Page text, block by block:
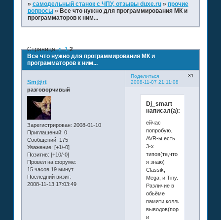
» самодельный станок с ЧПУ, отзывы duxe.ru » прочие
вопросы » Все что нужно для программирования МК и
программаторов к ним...
Все что нужно для программирования МК и
программаторов к ним...
Страница:« 1 2
Поделиться
31
2008-11-07 21:11:08
Sm@rt
разговорчивый
Зарегистрирован: 2008-01-10
Приглашений: 0
Сообщений: 175
Уважение: [+1/-0]
Позитив: [+10/-0]
Провел на форуме:
15 часов 19 минут
Последний визит:
2008-11-13 17:03:49
Dj_smart
написал(а):
ейчас
попробую.
AVR-ы есть
3-х
типов(те,что
я знаю)
Classik,
Mega, и Tiny.
Различие в
обьёме
памяти,колличестве
выводов(портов),
и